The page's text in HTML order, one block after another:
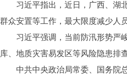
习近平指出，近日，广西、湖北
群众安置等工作，最大限度减少人
习近平强调，当前防汛形势严峻
库、地质灾害易发区等风险隐患排
中共中央政治局常委、国务院总